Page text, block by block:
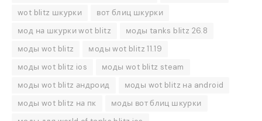
wot blitz шкурки
вот блиц шкурки
мод на шкурки wot blitz
моды tanks blitz 26.8
моды wot blitz
моды wot blitz 11.19
моды wot blitz ios
моды wot blitz steam
моды wot blitz андроид
моды wot blitz на android
моды wot blitz на пк
моды вот блиц шкурки